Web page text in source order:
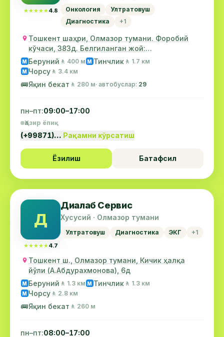
★★★★★
★★★★★ 4.8 Онкология
Ултратовуш
Диагностика
+1
Тошкент шаҳри, Олмазор тумани. Форобий
кўчаси, 383д. Белгиланган жой:
&қуот;Беруний&қуот; метро...
М Беруний 🚶 400 м М Тинчлик 🚶 1.7 км
М Чорсу 🚶 3.4 км
🚌Яқин бекат 🚶 280 м· автобуслар: 29
пн–пт:09:00–17:00
Ҳозир ёпиқ
(+99871)… Рақамни кўрсатиш
Ёзилиш Батафсил
Д
★★★★★
★★★★★ 4.7
Диалаб Сервис
Хусусий · Олмазор тумани
Ултратовуш Диагностика ЭКГ +1
Тошкент ш., Олмазор тумани, Кичик ҳалқа
йўли (А.Абдурахмонова), 6д
М Беруний 🚶 1.3 км М Тинчлик 🚶 1.3 км
М Чорсу 🚶 2.8 км
🚌Яқин бекат 🚶 260 м
пн–пт:08:00–17:00